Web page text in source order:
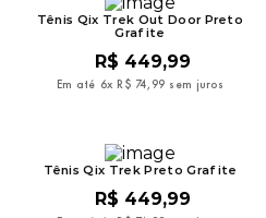
Tênis Qix Trek Out Door Preto
Grafite
R$ 449,99
Em até 6x R$ 74, 99 sem juros
Tênis Qix Trek Preto Grafite
R$ 449,99